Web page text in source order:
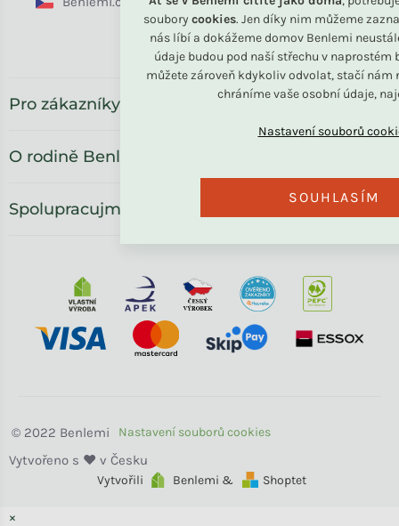
soubory cookies. Jen díky nim můžeme
nás líbí a dokážeme domov Benlemi
údaje budou pod naší střechu v naprostém
můžete zároveň kdykoliv odvolat, stačí nám
chráníme vaše osobní údaje,
SOUHLASÍM
Benlemi.ro
Pro zákazníky
O rodině Benlemi
Spolupracujme
Vytvořili Benlemi & Shoptet
Benlemi
×